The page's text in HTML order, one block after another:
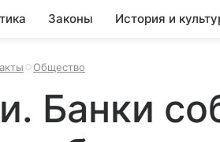
Законы История и
Общество
Банки